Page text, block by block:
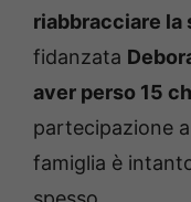
riabbracciare la
fidanzata
aver perso 15
partecipazione a
famiglia è